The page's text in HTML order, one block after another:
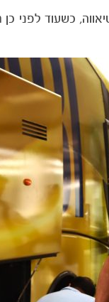
כשעוד לפני